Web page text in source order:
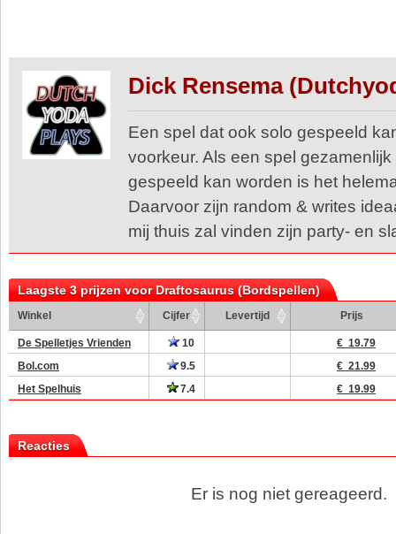
Dick Rensema
Een spel dat ook solo gespeeld
voorkeur. Als een spel
gespeeld kan worden is het
Daarvoor zijn random & writes
mij thuis zal vinden zijn party- en
Laagste 3 prijzen voor Draftosaurus (Bordspellen)
Winkel Cijfer Levertijd Prijs
De Spelletjes Vrienden 10
€ 19.79
Bol.com
9.5
€ 21.99
Het Spelhuis
7.4 € 19.99
Reacties
Er is nog niet gereageerd.